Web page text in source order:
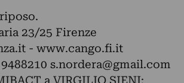
23/25 Firenze
- www.cango.fi.it
s.nordera@gmail.com